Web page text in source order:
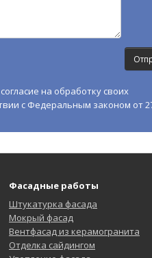
на обработку своих
с Федеральным законом от
Фасадные работы
Штукатурка фасада
Мокрый фасад
Вентфасад из керамогранита
Отделка сайдингом